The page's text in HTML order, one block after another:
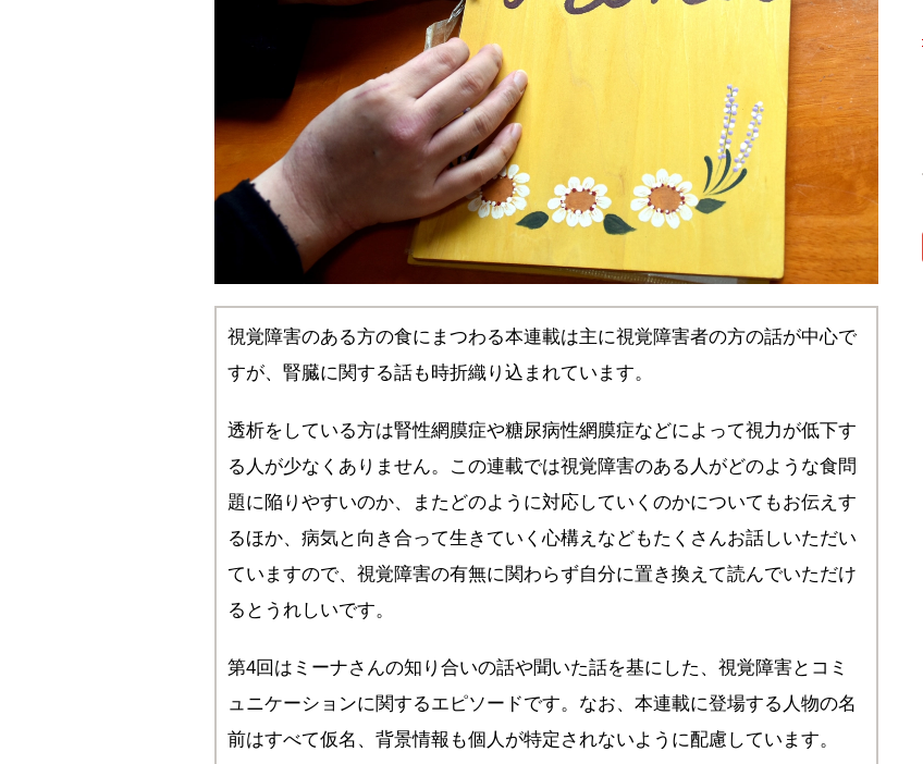
視覚障害のある方の食にまつわる本連載は主に視覚障害者の方の話が中心で
すが、腎臓に関する話も時折織り込まれています。
透析をしている方は腎性網膜症や糖尿病性網膜症などによって視力が低下す
る人が少なくありません。この連載では視覚障害のある人がどのような食問
題に陥りやすいのか、またどのように対応していくのかについてもお伝えす
るほか、病気と向き合って生きていく心構えなどもたくさんお話しいただい
ていますので、視覚障害の有無に関わらず自分に置き換えて読んでいただけ
るとうれしいです。
第4回はミーナさんの知り合いの話や聞いた話を基にした、視覚障害とコミ
ュニケーションに関するエピソードです。なお、本連載に登場する人物の名
前はすべて仮名、背景情報も個人が特定されないように配慮しています。